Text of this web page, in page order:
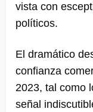
vista con
políticos.
El dramático
confianza
2023, tal como
señal